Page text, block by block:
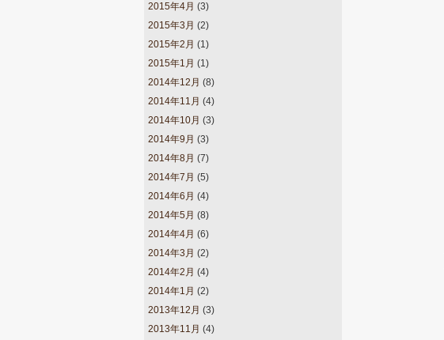
2015年4月 (3)
2015年3月 (2)
2015年2月 (1)
2015年1月 (1)
2014年12月 (8)
2014年11月 (4)
2014年10月 (3)
2014年9月 (3)
2014年8月 (7)
2014年7月 (5)
2014年6月 (4)
2014年5月 (8)
2014年4月 (6)
2014年3月 (2)
2014年2月 (4)
2014年1月 (2)
2013年12月 (3)
2013年11月 (4)